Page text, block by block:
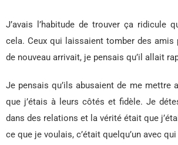
J’avais l’habitude de trouver ça ridicule
cela. Ceux qui laissaient tomber des amis
de nouveau arrivait, je pensais qu’il allait
Je pensais qu’ils abusaient de me mettre
que j’étais à leurs côtés et fidèle. Je
dans des relations et la vérité était que
ce que je voulais, c’était quelqu’un avec